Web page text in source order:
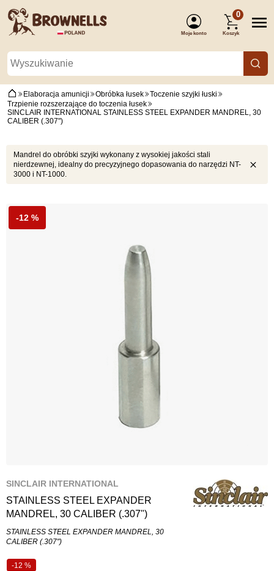
Moje konto
0
Koszyk
Elaboracja amunicji Obróbka łusek
Toczenie szyjki łuski
Trzpienie rozszerzające do toczenia łusek
SINCLAIR INTERNATIONAL STAINLESS STEEL EXPANDER MANDREL, 30
CALIBER (.307")
Mandrel do obróbki szyjki wykonany z wysokiej jakości stali
nierdzewnej, idealny do precyzyjnego dopasowania do narzędzi NT-
3000 i NT-1000.
-12 %
SINCLAIR INTERNATIONAL
STAINLESS STEEL EXPANDER
MANDREL, 30 CALIBER (.307")
STAINLESS STEEL EXPANDER MANDREL, 30
CALIBER (.307")
-12 %